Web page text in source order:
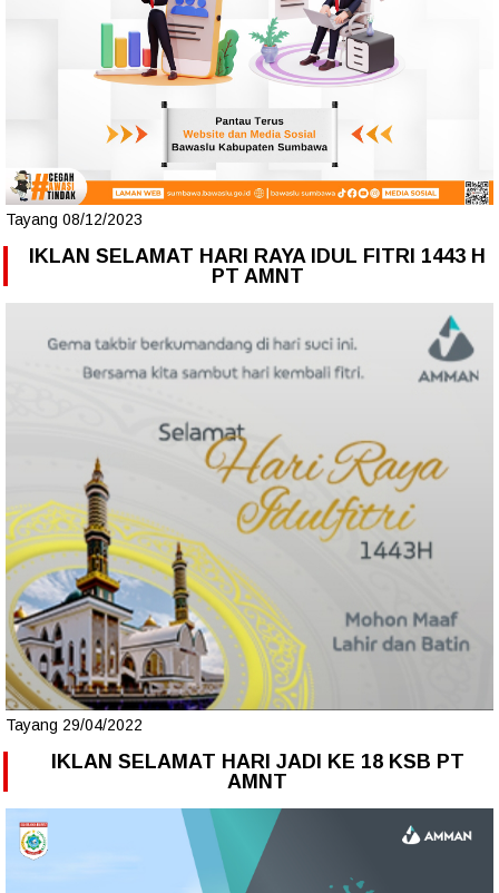
Tayang 08/12/2023
IKLAN SELAMAT HARI RAYA IDUL FITRI 1443 H
PT AMNT
Tayang 29/04/2022
IKLAN SELAMAT HARI JADI KE 18 KSB PT
AMNT